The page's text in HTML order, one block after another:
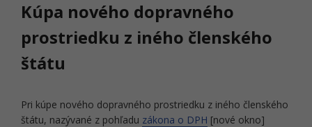
Kúpa nového dopravného
prostriedku z iného členského
štátu
Pri kúpe nového dopravného prostriedku z iného členského
štátu, nazývané z pohľadu zákona o DPH [nové okno]